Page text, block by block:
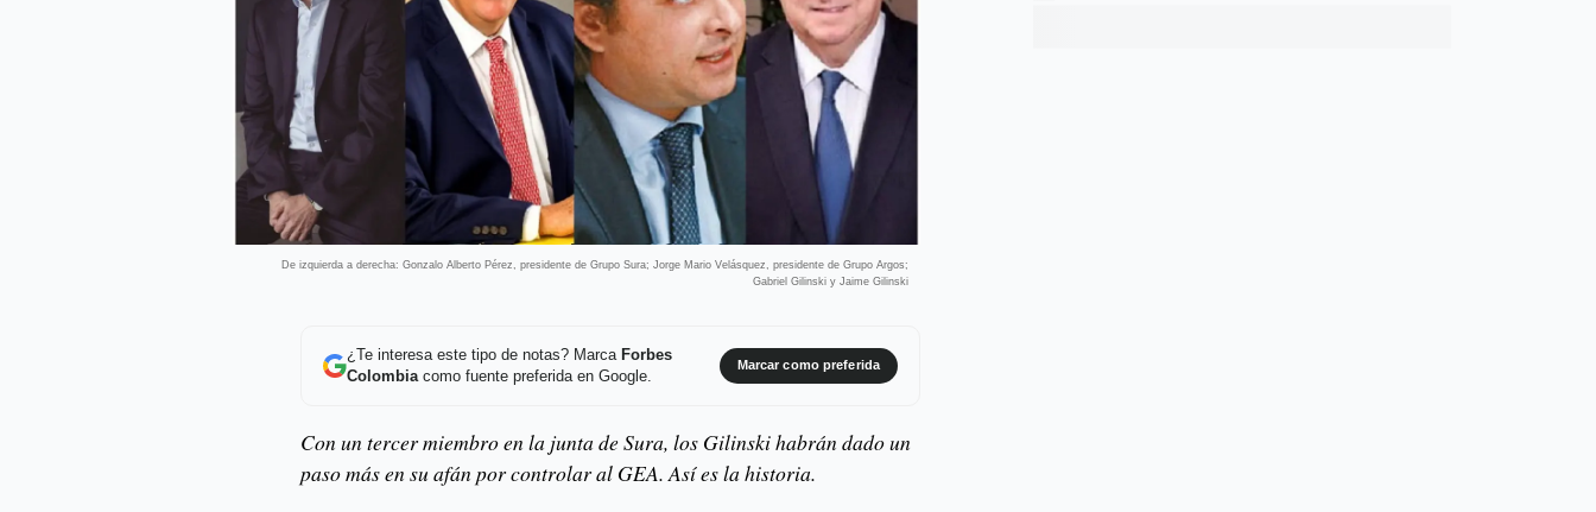
De izquierda a derecha: Gonzalo Alberto Pérez, presidente de Grupo Sura; Jorge Mario Velásquez, presidente de Grupo Argos;
Gabriel Gilinski y Jaime Gilinski
¿Te interesa este tipo de notas? Marca Forbes
Colombiacomo fuente preferida en Google.
Marcar como preferida
Con un tercer miembro en la junta de Sura, los Gilinski habrán dado un
paso más en su afán por controlar al GEA. Así es la historia.